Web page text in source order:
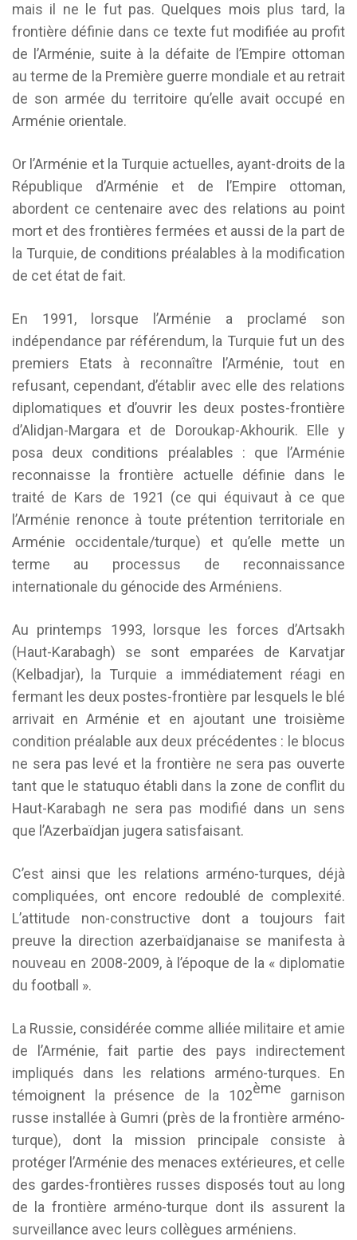
mais il ne le fut pas. Quelques mois plus tard, la
frontière définie dans ce texte fut modifiée au profit
de l’Arménie, suite à la défaite de l’Empire ottoman
au terme de la Première guerre mondiale et au retrait
de son armée du territoire qu’elle avait occupé en
Arménie orientale.
Or l’Arménie et la Turquie actuelles, ayant-droits de la
République d’Arménie et de l’Empire ottoman,
abordent ce centenaire avec des relations au point
mort et des frontières fermées et aussi de la part de
la Turquie, de conditions préalables à la modification
de cet état de fait.
En 1991, lorsque l’Arménie a proclamé son
indépendance par référendum, la Turquie fut un des
premiers Etats à reconnaître l’Arménie, tout en
refusant, cependant, d’établir avec elle des relations
diplomatiques et d’ouvrir les deux postes-frontière
d’Alidjan-Margara et de Doroukap-Akhourik. Elle y
posa deux conditions préalables : que l’Arménie
reconnaisse la frontière actuelle définie dans le
traité de Kars de 1921 (ce qui équivaut à ce que
l’Arménie renonce à toute prétention territoriale en
Arménie occidentale/turque) et qu’elle mette un
terme au processus de reconnaissance
internationale du génocide des Arméniens.
Au printemps 1993, lorsque les forces d’Artsakh
(Haut-Karabagh) se sont emparées de Karvatjar
(Kelbadjar), la Turquie a immédiatement réagi en
fermant les deux postes-frontière par lesquels le blé
arrivait en Arménie et en ajoutant une troisième
condition préalable aux deux précédentes : le blocus
ne sera pas levé et la frontière ne sera pas ouverte
tant que le statuquo établi dans la zone de conflit du
Haut-Karabagh ne sera pas modifié dans un sens
que l’Azerbaïdjan jugera satisfaisant.
C’est ainsi que les relations arméno-turques, déjà
compliquées, ont encore redoublé de complexité.
L’attitude non-constructive dont a toujours fait
preuve la direction azerbaïdjanaise se manifesta à
nouveau en 2008-2009, à l’époque de la « diplomatie
du football ».
La Russie, considérée comme alliée militaire et amie
de l’Arménie, fait partie des pays indirectement
impliqués dans les relations arméno-turques. En
témoignent la présence de la 102ème garnison
russe installée à Gumri (près de la frontière arméno-
turque), dont la mission principale consiste à
protéger l’Arménie des menaces extérieures, et celle
des gardes-frontières russes disposés tout au long
de la frontière arméno-turque dont ils assurent la
surveillance avec leurs collègues arméniens.